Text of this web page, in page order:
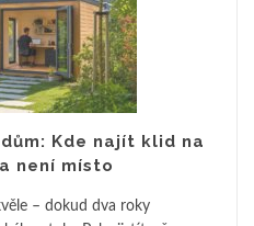
Kde najít klid na
není místo
– dokud dva roky